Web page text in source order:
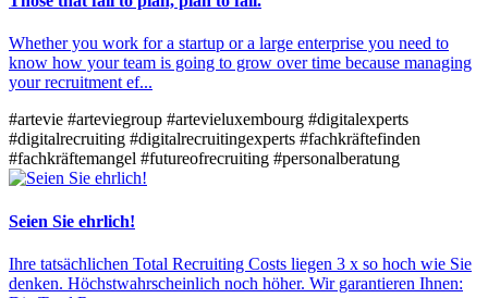
Whether you work for a startup or a large enterprise you need to
know how your team is going to grow over time because managing
your recruitment ef...
#artevie #arteviegroup #artevieluxembourg #digitalexperts
#digitalrecruiting #digitalrecruitingexperts #fachkräftefinden
#fachkräftemangel #futureofrecruiting #personalberatung
Seien Sie ehrlich!
Ihre tatsächlichen Total Recruiting Costs liegen 3 x so hoch wie Sie
denken. Höchstwahrscheinlich noch höher. Wir garantieren Ihnen: